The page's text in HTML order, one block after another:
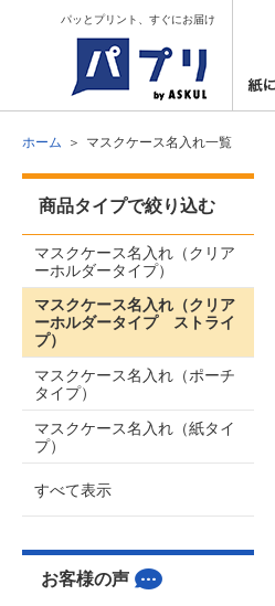
パッとプリント、すぐにお届け
ホーム マスクケース名入れ一覧
商品タイプで絞り込む
マスクケース名入れ（クリア
ーホルダータイプ）
マスクケース名入れ（クリア
ーホルダータイプ ストライ
プ）
マスクケース名入れ（ポーチ
タイプ）
マスクケース名入れ（紙タイ
プ）
すべて表示
お客様の声